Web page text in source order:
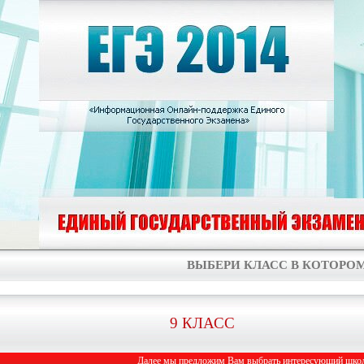
ВЫБЕРИ КЛАСС В
9 КЛАСС
Далее мы предложим Вам выбрать интересующий